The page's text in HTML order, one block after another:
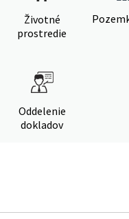
Životné
prostredie
Oddelenie
dokladov